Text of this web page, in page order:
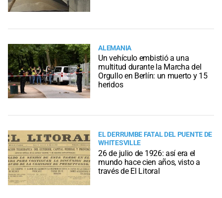
ALEMANIA
Un vehículo embistió a una
multitud durante la Marcha del
Orgullo en Berlín: un muerto y 15
heridos
EL DERRUMBE FATAL DEL PUENTE DE
WHITESVILLE
26 de julio de 1926: así era el
mundo hace cien años, visto a
través de El Litoral